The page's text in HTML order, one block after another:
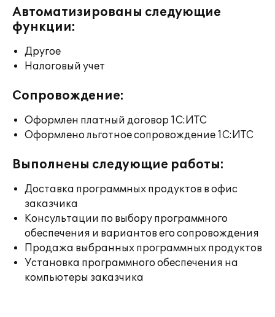
Автоматизированы следующие
функции:
Другое
Налоговый учет
Сопровождение:
Оформлен платный договор 1С:ИТС
Оформлено льготное сопровождение 1С:ИТС
Выполнены следующие работы:
Доставка программных продуктов в офис
заказчика
Консультации по выбору программного
обеспечения и вариантов его сопровождения
Продажа выбранных программных продуктов
Установка программного обеспечения на
компьютеры заказчика